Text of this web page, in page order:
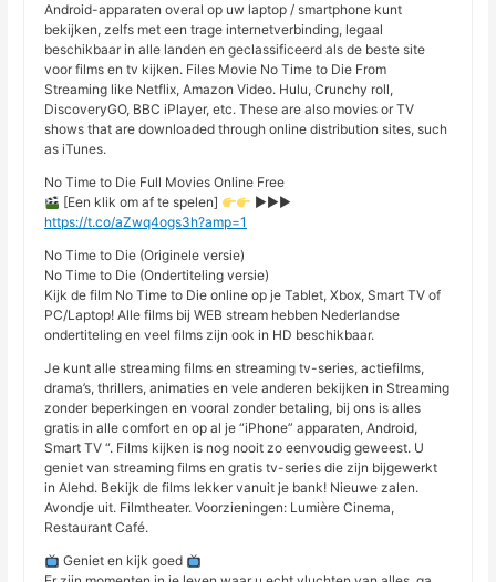
Android-apparaten overal op uw laptop / smartphone kunt
bekijken, zelfs met een trage internetverbinding, legaal
beschikbaar in alle landen en geclassificeerd als de beste site
voor films en tv kijken. Files Movie No Time to Die From
Streaming like Netflix, Amazon Video. Hulu, Crunchy roll,
DiscoveryGO, BBC iPlayer, etc. These are also movies or TV
shows that are downloaded through online distribution sites, such
as iTunes.
No Time to Die Full Movies Online Free
[Een klik om af te spelen]
►►►
https://t.co/aZwq4ogs3h?amp=1
No Time to Die (Originele versie)
No Time to Die (Ondertiteling versie)
Kijk de film No Time to Die online op je Tablet, Xbox, Smart TV of
PC/Laptop! Alle films bij WEB stream hebben Nederlandse
ondertiteling en veel films zijn ook in HD beschikbaar.
Je kunt alle streaming films en streaming tv-series, actiefilms,
drama’s, thrillers, animaties en vele anderen bekijken in Streaming
zonder beperkingen en vooral zonder betaling, bij ons is alles
gratis in alle comfort en op al je “iPhone” apparaten, Android,
Smart TV “. Films kijken is nog nooit zo eenvoudig geweest. U
geniet van streaming films en gratis tv-series die zijn bijgewerkt
in Alehd. Bekijk de films lekker vanuit je bank! Nieuwe zalen.
Avondje uit. Filmtheater. Voorzieningen: Lumière Cinema,
Restaurant Café.
Geniet en kijk goed